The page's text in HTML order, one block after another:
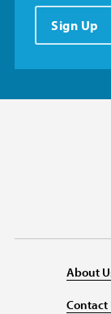
Sign Up
About
Contact